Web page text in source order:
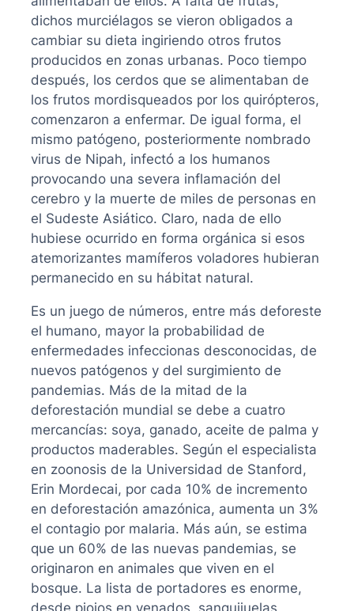
dichos murciélagos se vieron obligados a
cambiar su dieta ingiriendo otros frutos
producidos en zonas urbanas. Poco tiempo
después, los cerdos que se alimentaban de
los frutos mordisqueados por los quirópteros,
comenzaron a enfermar. De igual forma, el
mismo patógeno, posteriormente nombrado
virus de Nipah, infectó a los humanos
provocando una severa inflamación del
cerebro y la muerte de miles de personas en
el Sudeste Asiático. Claro, nada de ello
hubiese ocurrido en forma orgánica si esos
atemorizantes mamíferos voladores hubieran
permanecido en su hábitat natural.
Es un juego de números, entre más deforeste
el humano, mayor la probabilidad de
enfermedades infeccionas desconocidas, de
nuevos patógenos y del surgimiento de
pandemias. Más de la mitad de la
deforestación mundial se debe a cuatro
mercancías: soya, ganado, aceite de palma y
productos maderables. Según el especialista
en zoonosis de la Universidad de Stanford,
Erin Mordecai, por cada 10% de incremento
en deforestación amazónica, aumenta un 3%
el contagio por malaria. Más aún, se estima
que un 60% de las nuevas pandemias, se
originaron en animales que viven en el
bosque. La lista de portadores es enorme,
desde piojos en venados, sanguijuelas,